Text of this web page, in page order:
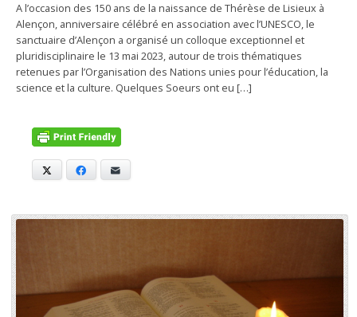
A l’occasion des 150 ans de la naissance de Thérèse de Lisieux à
Alençon, anniversaire célébré en association avec l’UNESCO, le
sanctuaire d’Alençon a organisé un colloque exceptionnel et
pluridisciplinaire le 13 mai 2023, autour de trois thématiques
retenues par l’Organisation des Nations unies pour l’éducation, la
science et la culture. Quelques Soeurs ont eu […]
Facebook